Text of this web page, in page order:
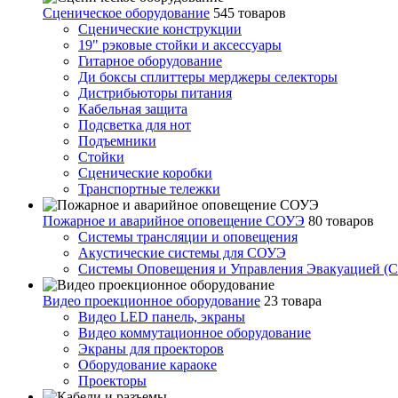
Сценическое оборудование 545 товаров
Сценические конструкции
19" рэковые стойки и аксесcуары
Гитарное оборудование
Ди боксы сплиттеры мерджеры селекторы
Дистрибьюторы питания
Кабельная защита
Подсветка для нот
Подъемники
Стойки
Сценические коробки
Транспортные тележки
Пожарное и аварийное оповещение СОУЭ 80 товаров
Cистемы трансляции и оповещения
Акустические системы для СОУЭ
Системы Оповещения и Управления Эвакуацией
Видео проекционное оборудование 23 товара
Видео LED панель, экраны
Видео коммутационное оборудование
Экраны для проекторов
Оборудование караоке
Проекторы